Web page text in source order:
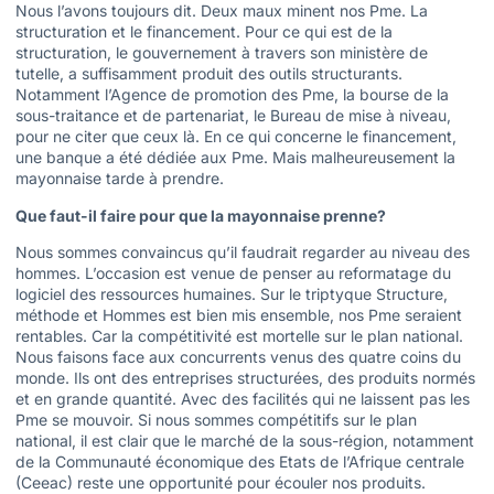
Nous l’avons toujours dit. Deux maux minent nos Pme. La
structuration et le financement. Pour ce qui est de la
structuration, le gouvernement à travers son ministère de
tutelle, a suffisamment produit des outils structurants.
Notamment l’Agence de promotion des Pme, la bourse de la
sous-traitance et de partenariat, le Bureau de mise à niveau,
pour ne citer que ceux là. En ce qui concerne le financement,
une banque a été dédiée aux Pme. Mais malheureusement la
mayonnaise tarde à prendre.
Que faut-il faire pour que la mayonnaise prenne?
Nous sommes convaincus qu’il faudrait regarder au niveau des
hommes. L’occasion est venue de penser au reformatage du
logiciel des ressources humaines. Sur le triptyque Structure,
méthode et Hommes est bien mis ensemble, nos Pme seraient
rentables. Car la compétitivité est mortelle sur le plan national.
Nous faisons face aux concurrents venus des quatre coins du
monde. Ils ont des entreprises structurées, des produits normés
et en grande quantité. Avec des facilités qui ne laissent pas les
Pme se mouvoir. Si nous sommes compétitifs sur le plan
national, il est clair que le marché de la sous-région, notamment
de la Communauté économique des Etats de l’Afrique centrale
(Ceeac) reste une opportunité pour écouler nos produits.